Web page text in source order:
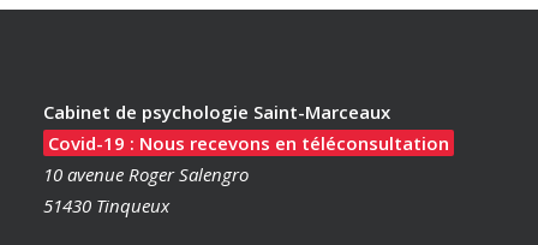
Cabinet de psychologie Saint-Marceaux
Covid-19 : Nous recevons en téléconsultation
10 avenue Roger Salengro
51430 Tinqueux